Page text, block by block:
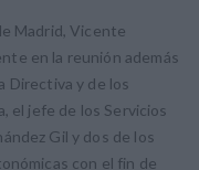
Madrid, Vicente
en la reunión además
Directiva y de los
el jefe de los Servicios
Gil y dos de los
con el fin de